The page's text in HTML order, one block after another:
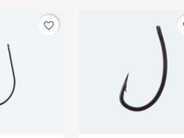
favorite_border